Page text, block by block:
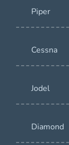
Piper
Cessna
Jodel
Diamond